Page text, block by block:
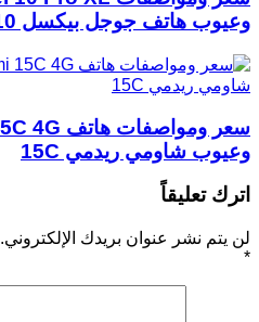
وعيوب هاتف جوجل بيكسل 10 برو إكس ال
وعيوب شاومي ريدمي 15C
اترك تعليقاً
لن يتم نشر عنوان بريدك الإلكتروني.
*